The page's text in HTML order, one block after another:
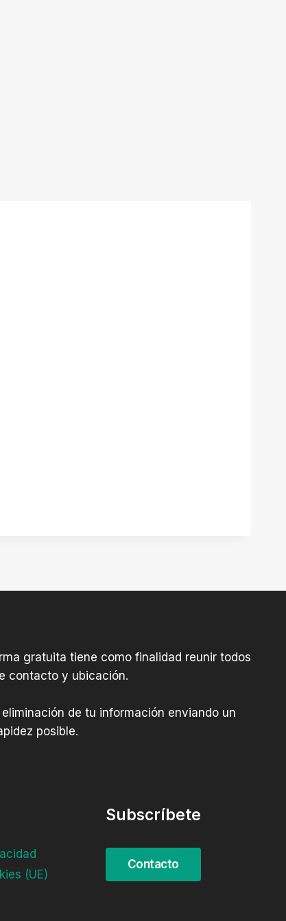
gratuita tiene como finalidad reunir todos
contacto y ubicación.
de tu información enviando un
posible.
(UE)
Subscríbete